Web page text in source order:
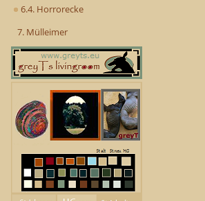
6.4. Horrorecke
7. Mülleimer